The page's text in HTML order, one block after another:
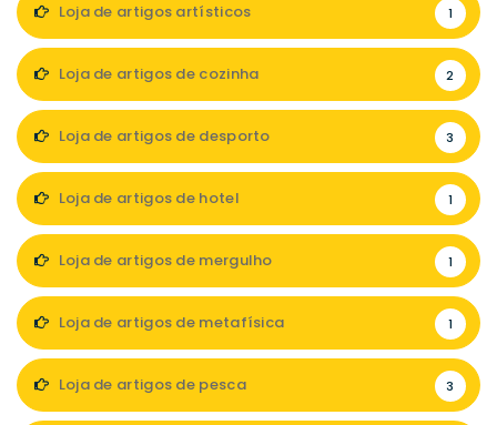
Loja de artigos artísticos 1
Loja de artigos de cozinha 2
Loja de artigos de desporto 3
Loja de artigos de hotel 1
Loja de artigos de mergulho 1
Loja de artigos de metafísica 1
Loja de artigos de pesca 3